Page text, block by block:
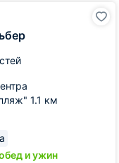
1.1 км
и ужин